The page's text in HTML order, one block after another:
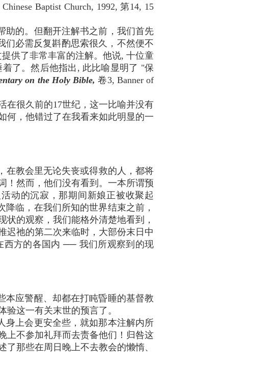
Baptist Church, 1992, 第14, 15
助的。但翻开注解书之前，我们首先
们必需反复斟酌思索很久，不然便不
供了非常丰富的注解。他说, 十位童
了。然后他指出, 此比喻显明了 "保
on the Holy Bible, 卷3, Banner of
在很久前的17世纪，这一比喻并没有
何，他错过了在我看来如此明显的一
在教会里无论失丧或得救的人，都将
！然而，他们没有看到。一本所谓预
动的沉寂，那期间新娘正被收聚起
临，在我们所知的世界结束之前，
的观察，我们能格外清楚地看到，
迟祂的第二次来临时，大部份末日中
西方的各国内 ── 我们所观察到的现
本应警醒、却都在打盹昏睡的基督教
这一有关末世的预言了。
身上会更安全些，就如那本注解内所
上不参加礼拜而去责备他们！归咎这
那些在周日晚上不去教会的懒惰、